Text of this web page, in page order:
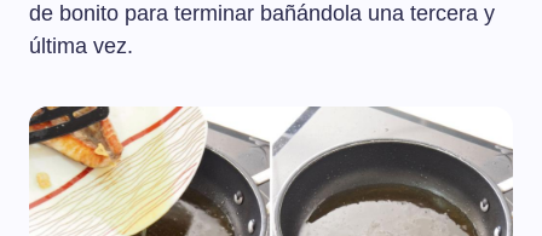
de bonito para terminar bañándola una tercera y
última vez.